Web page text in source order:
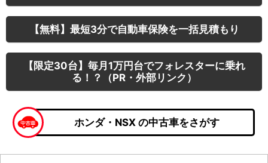
【無料】最短3分で自動車保険を一括見積もり
【限定30台】毎月1万円台でフォレスターに乗れ
る！？（PR・外部リンク）
ホンダ・NSX の中古車をさがす